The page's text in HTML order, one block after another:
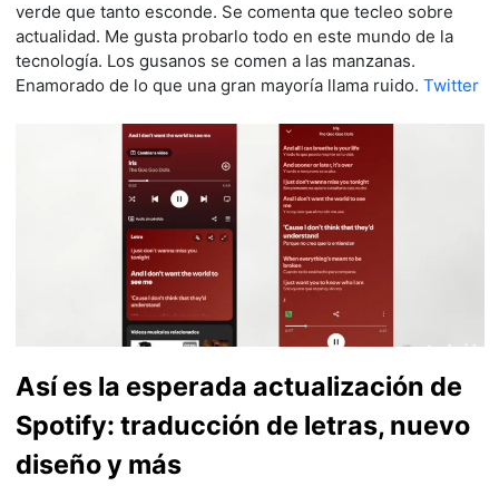
verde que tanto esconde. Se comenta que tecleo sobre
actualidad. Me gusta probarlo todo en este mundo de la
tecnología. Los gusanos se comen a las manzanas.
Enamorado de lo que una gran mayoría llama ruido. Twitter
Así es la esperada actualización de
Spotify: traducción de letras, nuevo
diseño y más